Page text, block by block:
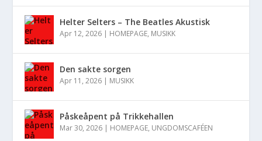
Helter Selters – The Beatles Akustisk
Apr 12, 2026 | HOMEPAGE, MUSIKK
Den sakte sorgen
Apr 11, 2026 | MUSIKK
Påskeåpent på Trikkehallen
Mar 30, 2026 | HOMEPAGE, UNGDOMSCAFÉEN